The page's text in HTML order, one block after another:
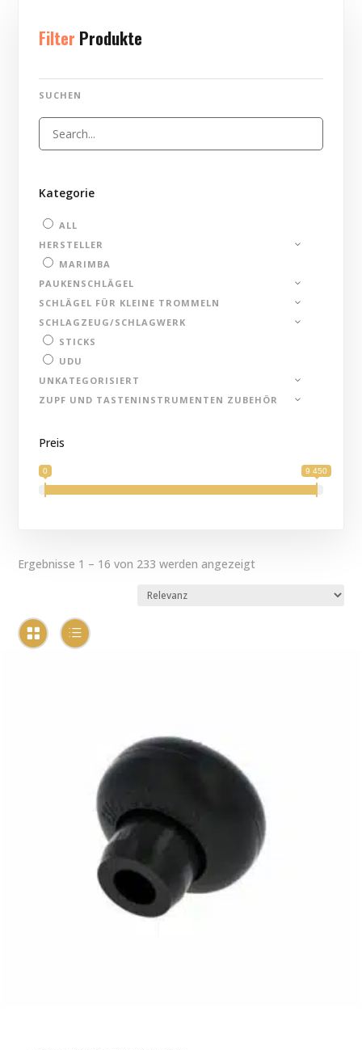
Filter Produkte
SUCHEN
Kategorie
ALL
HERSTELLER
MARIMBA
PAUKENSCHLÄGEL
SCHLÄGEL FÜR KLEINE TROMMELN
SCHLAGZEUG/SCHLAGWERK
STICKS
UDU
UNKATEGORISIERT
ZUPF UND TASTENINSTRUMENTEN ZUBEHÖR
Preis
0 9 450
Ergebnisse 1 – 16 von 233 werden angezeigt